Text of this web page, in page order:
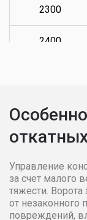
2300
2400
Управление
за счет малого
тяжести.
от
повреждений,